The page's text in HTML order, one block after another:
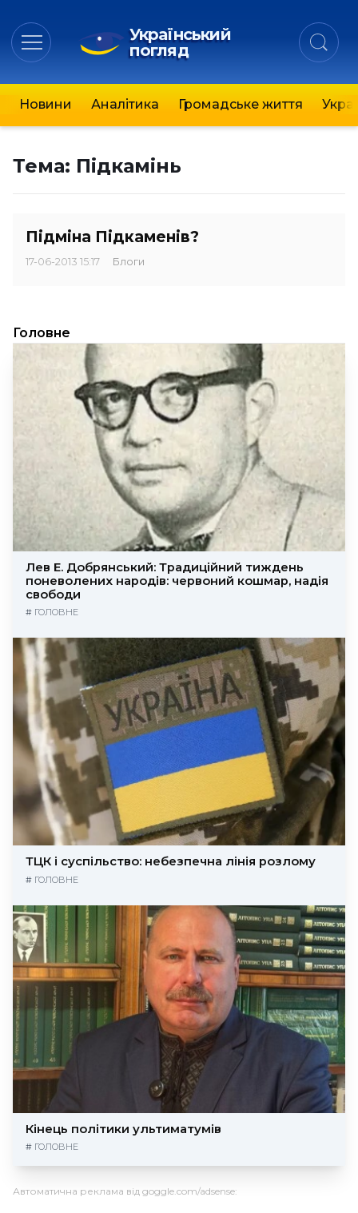
Український
погляд
Новини Аналітика Громадське життя
Тема: Підкамінь
Підміна Підкаменів?
17-06-2013 15:17 Блоги
Головне
Лев Е. Добрянський: Традиційний тиждень
поневолених народів: червоний кошмар, надія
свободи
# ГОЛОВНЕ
ТЦК і суспільство: небезпечна лінія розлому
# ГОЛОВНЕ
Кінець політики ультиматумів
# ГОЛОВНЕ
Автоматична реклама від goggle.com/adsense: